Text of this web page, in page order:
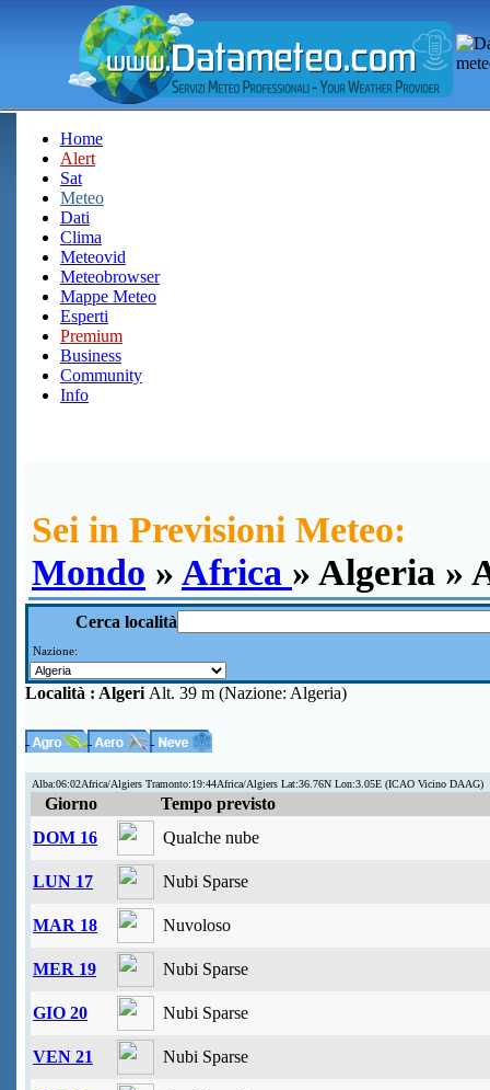
Home
Alert
Sat
Meteo
Dati
Clima
Meteovid
Meteobrowser
Mappe Meteo
Esperti
Premium
Business
Community
Info
Sei in Previsioni Meteo:
Mondo » Africa » Algeria »
Cerca località
Nazione:
Località : Algeri Alt. 39 m (Nazione: Algeria)
Alba:06:02Africa/Algiers Tramonto:19:44Africa/Algiers Lat:36.76N Lon:3.05E (ICAO Vicino DAAG)
Giorno
Tempo previsto
DOM 16
Qualche nube
LUN 17 Nubi Sparse
MAR 18 Nuvoloso
MER 19 Nubi Sparse
GIO 20 Nubi Sparse
VEN 21 Nubi Sparse